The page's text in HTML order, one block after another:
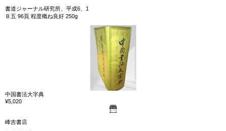
書道ジャーナル研究所、平成6、1
Ｂ五 96頁 程度概ね良好 250g
中国書法大字典
¥5,020
峰吉書店